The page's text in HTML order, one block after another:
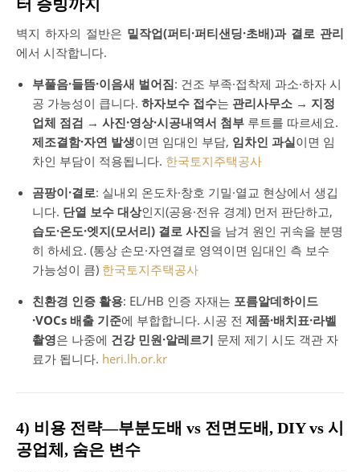
터 증빙까지
벽지 하자의 절반은 밑작업(퍼티·퍼티샌딩·초배)과 결로 관리
에서 시작합니다.
부풀음·들뜸·이음새 벌어짐: 건조 부족·접착제 과소·하자 시
공 가능성이 큽니다. 하자보수 접수는 관리사무소 → 지정
업체 점검 → 사진·영상·시공내역서 첨부 루트를 따르세요.
제조결함·자연 발생이면 임대인 부담, 임차인 과실이면 임
차인 부담이 적용됩니다. 한국토지주택공사
곰팡이·결로: 실내외 온도차·창호 기밀·열교 현상에서 생깁
니다. 단열 보수 대상인지(공용·전유 경계) 먼저 판단하고,
습도·온도·엣지(모서리) 결로 사진을 남겨 원인 귀속을 분명
히 하세요. (통상 손모·자연결로 영역이면 임대인 측 보수
가능성이 큼) 한국토지주택공사
친환경 인증 활용: EL/HB 인증 자재는 포름알데하이드
·VOCs 배출 기준에 부합합니다. 시공 전 제품·배치표·라벨
촬영은 나중에 건강 민원·알레르기 문제 제기 시도 객관 자
료가 됩니다. heri.lh.or.kr
4) 비용 전략—부분도배 vs 전면도배, DIY vs 시
공업체, 숨은 변수